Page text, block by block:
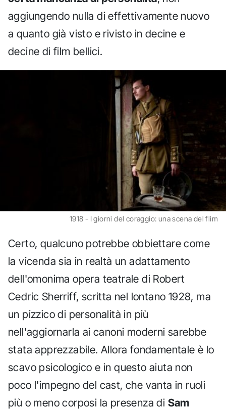
aggiungendo nulla di effettivamente nuovo
a quanto già visto e rivisto in decine e
decine di film bellici.
1918 - I giorni del coraggio: una scena del flim
Certo, qualcuno potrebbe obbiettare come
la vicenda sia in realtà un adattamento
dell'omonima opera teatrale di Robert
Cedric Sherriff, scritta nel lontano 1928, ma
un pizzico di personalità in più
nell'aggiornarla ai canoni moderni sarebbe
stata apprezzabile. Allora fondamentale è lo
scavo psicologico e in questo aiuta non
poco l'impegno del cast, che vanta in ruoli
più o meno corposi la presenza di Sam